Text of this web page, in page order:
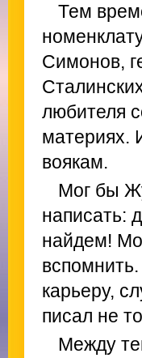
Тем
Симонов,
любителя
материях.
воякам.
Мог бы
написать:
найдем!
карьеру,
писал не
Между